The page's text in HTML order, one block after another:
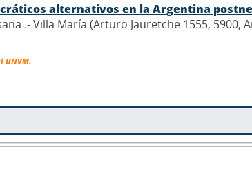
alternativos en la Argentina
.- Villa María (Arturo Jauretche 1555, 5900,
UNVM.